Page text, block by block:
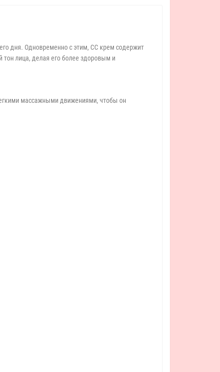
дня. Одновременно с этим, СС крем содержит
лица, делая его более здоровым и
массажными движениями, чтобы он